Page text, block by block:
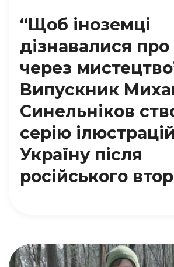
“Щоб іноземці
дізнавалися про
через
Випускник
Синельніков
серію
Україну після
російського